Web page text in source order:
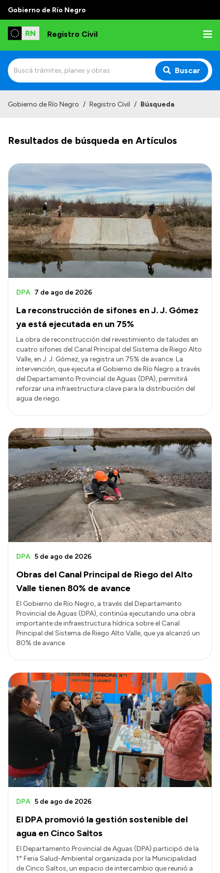
Gobierno de Río Negro
Registro Civil
Buscar
Misión
Autoridades
Estadísticas de hechos vitales
Transparencia
Presupuesto
Boletín Oficial
Compras y licitaciones
Consulta de pago a proveedores
Convocatorias
Intranet
Login
Gobierno de Río Negro / Registro Civil / Búsqueda
Resultados de búsqueda en Artículos
La reconstrucción de sifones en J. J. Gómez
ya está ejecutada en un 75%
DPA 7 de ago de 2026
La obra de reconstrucción del revestimiento de taludes en
cuatro sifones del Canal Principal del Sistema de Riego Alto
Valle, en J. J. Gómez, ya registra un 75% de avance. La
intervención, que ejecuta el Gobierno de Río Negro a través
del Departamento Provincial de Aguas (DPA), permitirá
reforzar una infraestructura clave para la distribución del
agua de riego.
Obras del Canal Principal de Riego del Alto
Valle tienen 80% de avance
DPA 5 de ago de 2026
El Gobierno de Río Negro, a través del Departamento
Provincial de Aguas (DPA), continúa ejecutando una obra
importante de infraestructura hídrica sobre el Canal
Principal del Sistema de Riego Alto Valle, que ya alcanzó un
80% de avance.
El DPA promovió la gestión sostenible del
agua en Cinco Saltos
DPA 5 de ago de 2026
El Departamento Provincial de Aguas (DPA) participó de la
1° Feria Salud-Ambiental organizada por la Municipalidad
de Cinco Saltos, un espacio de intercambio que reunió a